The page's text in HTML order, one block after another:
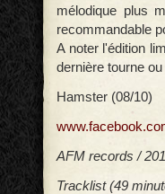
mélodique plus
recommandable
A noter l'édition
dernière tourne
Hamster (08/10)
AFM records /
Tracklist (49